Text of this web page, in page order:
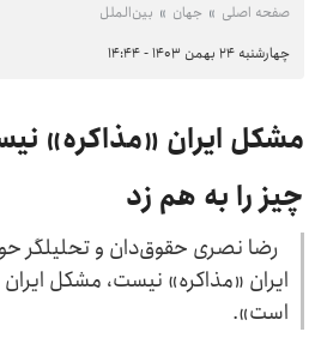
صفحه اصلی جهان بین‌الملل
چهارشنبه ۲۴ بهمن ۱۴۰۳ - ۱۴:۴۴
مشکل ایران «مذاکره»
چیز را به هم زد
رضا نصری حقوق‌دان و تحلیلگر
ایران «مذاکره» نیست، مشکل ایران
است».